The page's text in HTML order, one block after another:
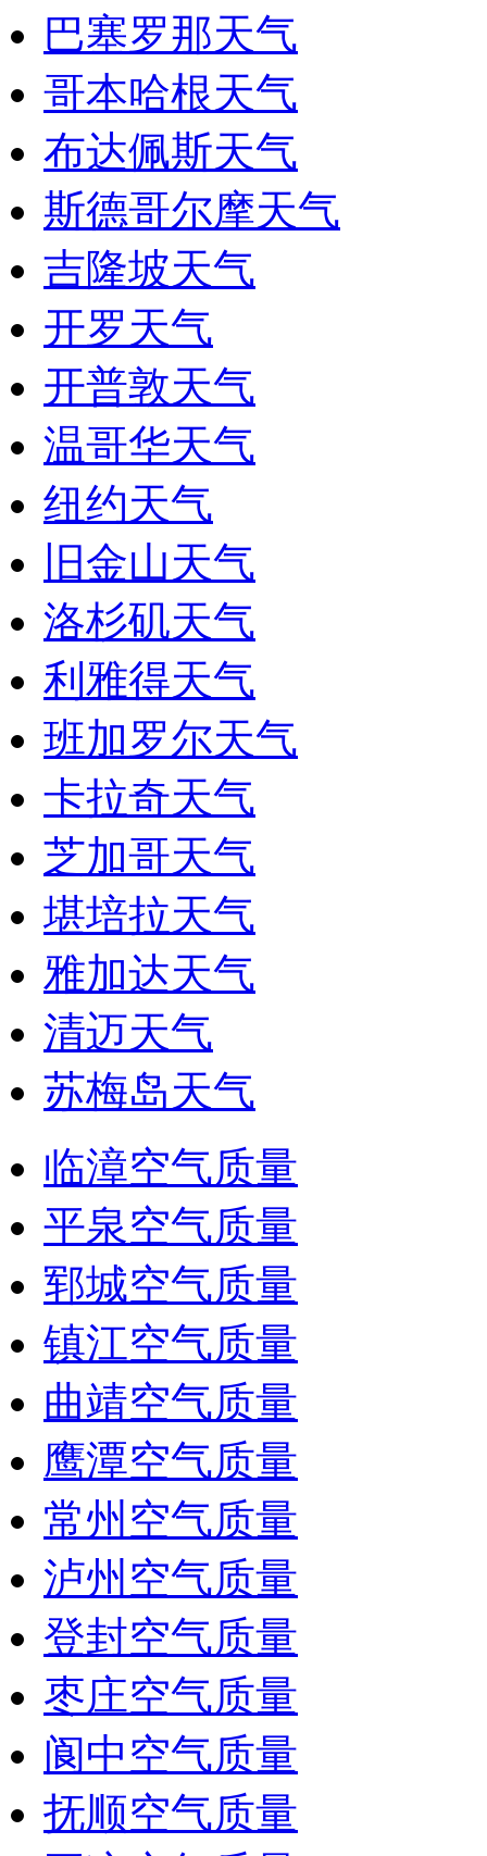
巴塞罗那天气
哥本哈根天气
布达佩斯天气
斯德哥尔摩天气
吉隆坡天气
开罗天气
开普敦天气
温哥华天气
纽约天气
旧金山天气
洛杉矶天气
利雅得天气
班加罗尔天气
卡拉奇天气
芝加哥天气
堪培拉天气
雅加达天气
清迈天气
苏梅岛天气
临漳空气质量
平泉空气质量
郓城空气质量
镇江空气质量
曲靖空气质量
鹰潭空气质量
常州空气质量
泸州空气质量
登封空气质量
枣庄空气质量
阆中空气质量
抚顺空气质量